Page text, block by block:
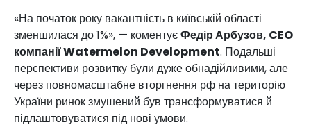
«На початок року вакантність в київській області
зменшилася до 1%», — коментуєФедір Арбузов, CEO
компанії Watermelon Development. Подальші
перспективи розвитку були дуже обнадійливими, але
через повномасштабне вторгнення рф на територію
України ринок змушений був трансформуватися й
підлаштовуватися під нові умови.